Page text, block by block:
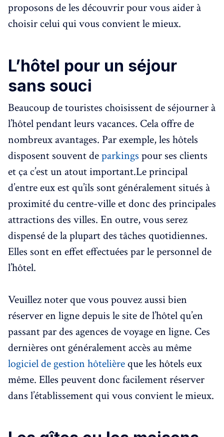
proposons de les découvrir pour vous aider à
choisir celui qui vous convient le mieux.
L’hôtel pour un séjour
sans souci
Beaucoup de touristes choisissent de séjourner à
l’hôtel pendant leurs vacances. Cela offre de
nombreux avantages. Par exemple, les hôtels
disposent souvent deparkings pour ses clients
et ça c’est un atout important.Le principal
d’entre eux est qu’ils sont généralement situés à
proximité du centre-ville et donc des principales
attractions des villes. En outre, vous serez
dispensé de la plupart des tâches quotidiennes.
Elles sont en effet effectuées par le personnel de
l’hôtel.
Veuillez noter que vous pouvez aussi bien
réserver en ligne depuis le site de l’hôtel qu’en
passant par des agences de voyage en ligne. Ces
dernières ont généralement accès au même
logiciel de gestion hôtelièreque les hôtels eux
même. Elles peuvent donc facilement réserver
dans l’établissement qui vous convient le mieux.